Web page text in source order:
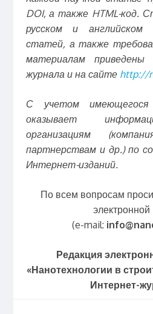
DOI, а также HTML-код.
русском и английском
статей, а также
материалам
журнала и на сайте http://
С учетом
оказывает
организациям
партнерствам и др.) по
Интернет-изданий.
По всем вопросам
электронной
(e-mail: info@
Редакция
«Нанотехнологии в
Интернет-